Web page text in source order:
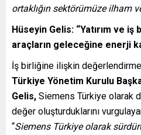
ortaklığın sektörümüze ilham
Hüseyin Gelis: “Yatırım ve
araçların geleceğine enerji
İş birliğine ilişkin
Türkiye Yönetim Kurulu
Gelis, Siemens Türkiye olarak
değer oluşturduklarını
“Siemens Türkiye olarak